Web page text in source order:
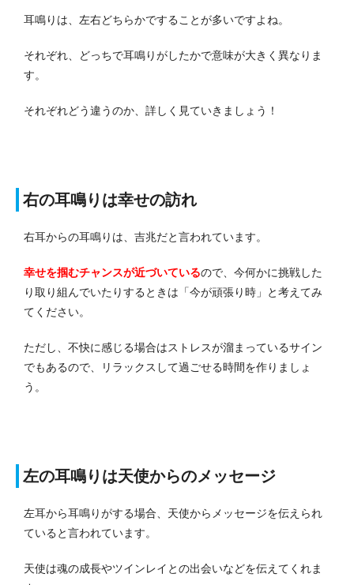
耳鳴りは、左右どちらかですることが多いですよね。
それぞれ、どっちで耳鳴りがしたかで意味が大きく異なりま
す。
それぞれどう違うのか、詳しく見ていきましょう！
右の耳鳴りは幸せの訪れ
右耳からの耳鳴りは、吉兆だと言われています。
幸せを掴むチャンスが近づいているので、今何かに挑戦した
り取り組んでいたりするときは「今が頑張り時」と考えてみ
てください。
ただし、不快に感じる場合はストレスが溜まっているサイン
でもあるので、リラックスして過ごせる時間を作りましょ
う。
左の耳鳴りは天使からのメッセージ
左耳から耳鳴りがする場合、天使からメッセージを伝えられ
ていると言われています。
天使は魂の成長やツインレイとの出会いなどを伝えてくれま